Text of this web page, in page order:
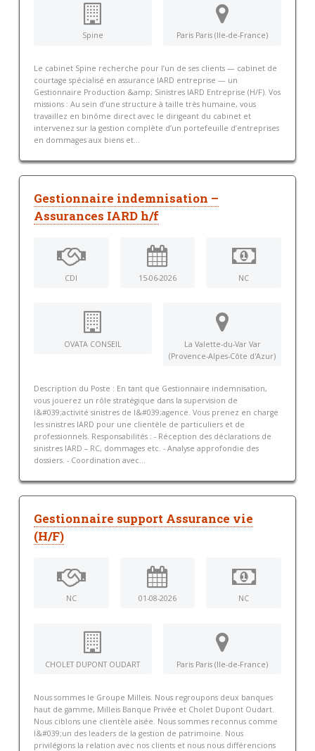
Spine Paris Paris (Ile-de-France)
Le cabinet Spine recherche pour l’un de ses clients — cabinet de
courtage spécialisé en assurance IARD entreprise — un
Gestionnaire Production &amp; Sinistres IARD Entreprise (H/F). Vos
missions : Au sein d’une structure à taille très humaine, vous
travaillez en binôme direct avec le dirigeant du cabinet et
intervenez sur la gestion complète d’un portefeuille d’entreprises
en dommages aux biens et...
Gestionnaire indemnisation –
Assurances IARD h/f
CDI 15-06-2026 NC
OVATA CONSEIL
La Valette-du-Var Var
(Provence-Alpes-Côte d'Azur)
Description du Poste : En tant que Gestionnaire indemnisation,
vous jouerez un rôle stratégique dans la supervision de
l&#039;activité sinistres de l&#039;agence. Vous prenez en charge
les sinistres IARD pour une clientèle de particuliers et de
professionnels. Responsabilités : - Réception des déclarations de
sinistres IARD – RC, dommages etc. - Analyse approfondie des
dossiers. - Coordination avec...
Gestionnaire support Assurance vie
(H/F)
NC 01-08-2026 NC
CHOLET DUPONT OUDART Paris Paris (Ile-de-France)
Nous sommes le Groupe Milleis. Nous regroupons deux banques
haut de gamme, Milleis Banque Privée et Cholet Dupont Oudart.
Nous ciblons une clientèle aisée. Nous sommes reconnus comme
l&#039;un des leaders de la gestion de patrimoine. Nous
privilégions la relation avec nos clients et nous nous différencions